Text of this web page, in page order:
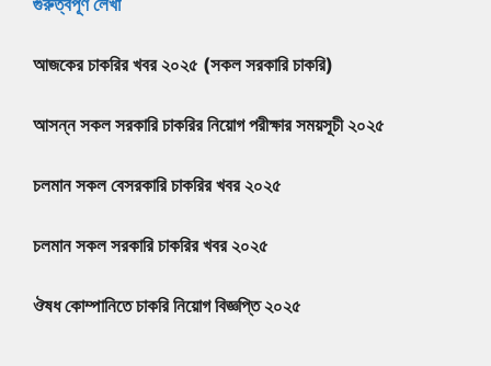
গুরুত্বপূর্ণ লেখা
আজকের চাকরির খবর ২০২৫ (সকল সরকারি চাকরি)
আসন্ন সকল সরকারি চাকরির নিয়োগ পরীক্ষার সময়সূচী ২০২৫
চলমান সকল বেসরকারি চাকরির খবর ২০২৫
চলমান সকল সরকারি চাকরির খবর ২০২৫
ঔষধ কোম্পানিতে চাকরি নিয়োগ বিজ্ঞপ্তি ২০২৫